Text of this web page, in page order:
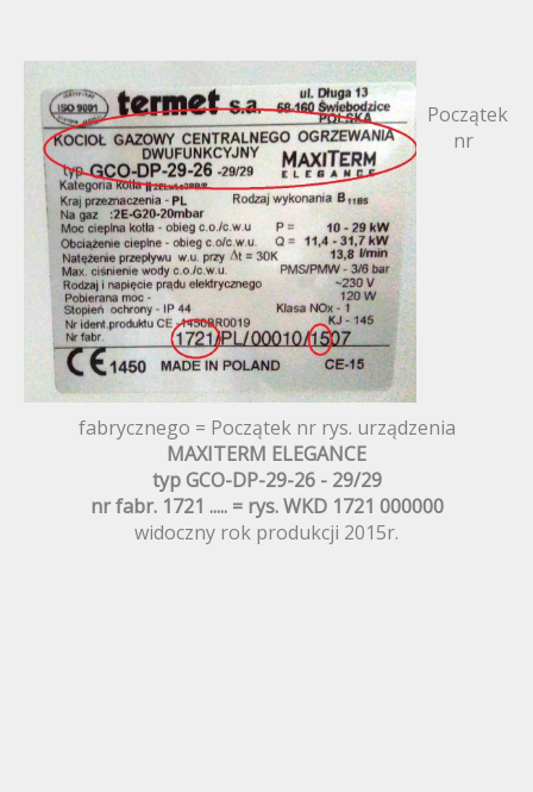
Początek
nr
fabrycznego = Początek nr rys. urządzenia
MAXITERM ELEGANCE
typ GCO-DP-29-26 - 29/29
nr fabr. 1721 ..... = rys.WKD 1721 000000
widoczny rok produkcji 2015r.